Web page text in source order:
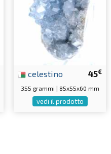
45€
celestino
355 grammi | 85x55x60 mm
vedi il prodotto